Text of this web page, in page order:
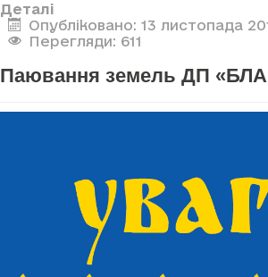
Деталі
Опубліковано: 13 листопада
Перегляди: 611
Паювання земель ДП